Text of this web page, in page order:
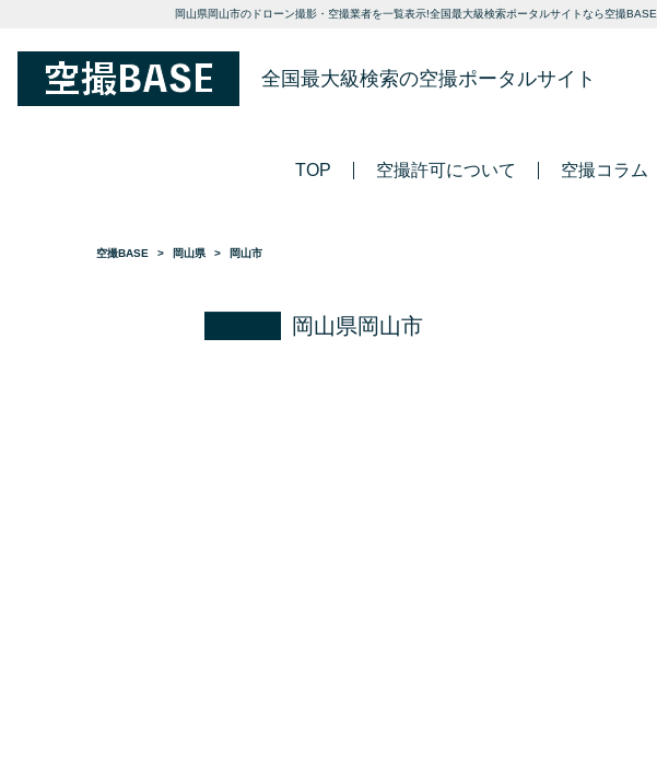
岡山県岡山市のドローン撮影・空撮業者を一覧表示!全国最大級検索ポータルサイトなら空撮BASE
全国最大級検索の空撮ポータルサイト
TOP 空撮許可について 空撮コラム
空撮BASE 岡山県 岡山市
岡山県岡山市